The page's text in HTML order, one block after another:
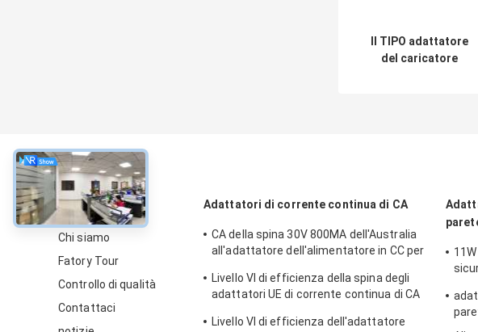
Il TIPO adattatore
del caricatore
circa
Chi siamo
Fatory Tour
Controllo di qualità
Contattaci
Adattatori di corrente continua di CA
CA della spina 30V 800MA dell'Australia
all'adattatore dell'alimentatore in CC per
Livello VI di efficienza della spina degli
adattatori UE di corrente continua di CA
Livello VI di efficienza dell'adattatore
alto